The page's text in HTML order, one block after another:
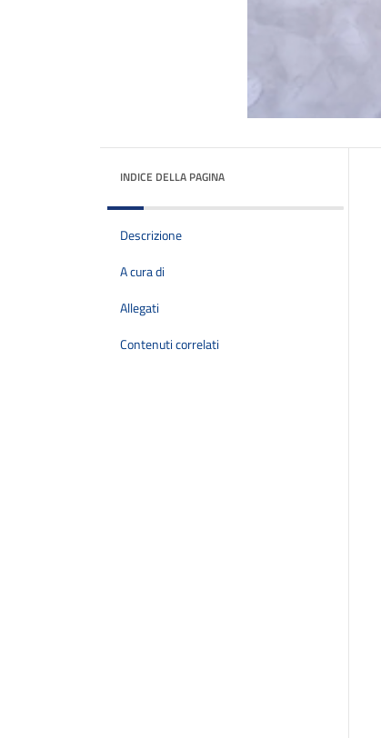
INDICE DELLA PAGINA
Descrizione
A cura di
Allegati
Contenuti correlati